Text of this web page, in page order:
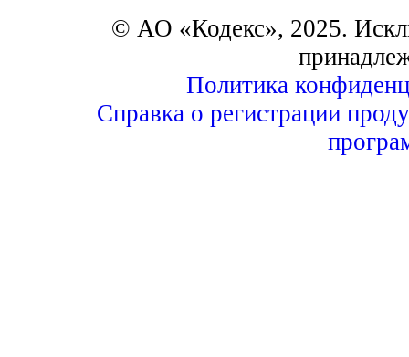
© АО «Кодекс», 2025.
Политика
Справка о регистрации